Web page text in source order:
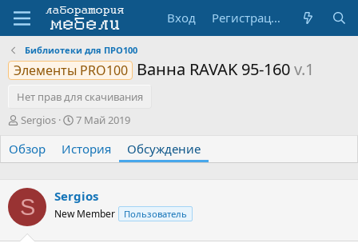
Вход Регистрация
Библиотеки для ПРО100
Элементы PRO100 Ванна RAVAK 95-160v.1
Нет прав для скачивания
А
т
о
т
е
ы
Sergios
Д
т
а
а
ч
а
7 Май 2019
Обзор История Обсуждение
S Sergios
New Member Пользователь